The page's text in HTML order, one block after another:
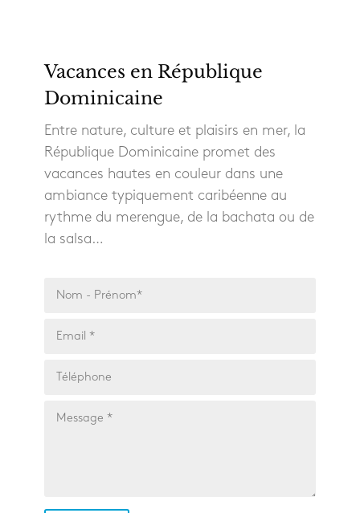
Vacances en République
Dominicaine
Entre nature, culture et plaisirs en mer, la
République Dominicaine promet des
vacances hautes en couleur dans une
ambiance typiquement caribéenne au
rythme du merengue, de la bachata ou de
la salsa…